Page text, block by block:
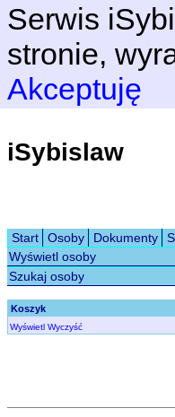
Serwis
stronie,
Akceptuję
iSybislaw
Start Osoby Dokumenty
Wyświetl osoby
Szukaj osoby
Koszyk
Wyświetl Wyczyść